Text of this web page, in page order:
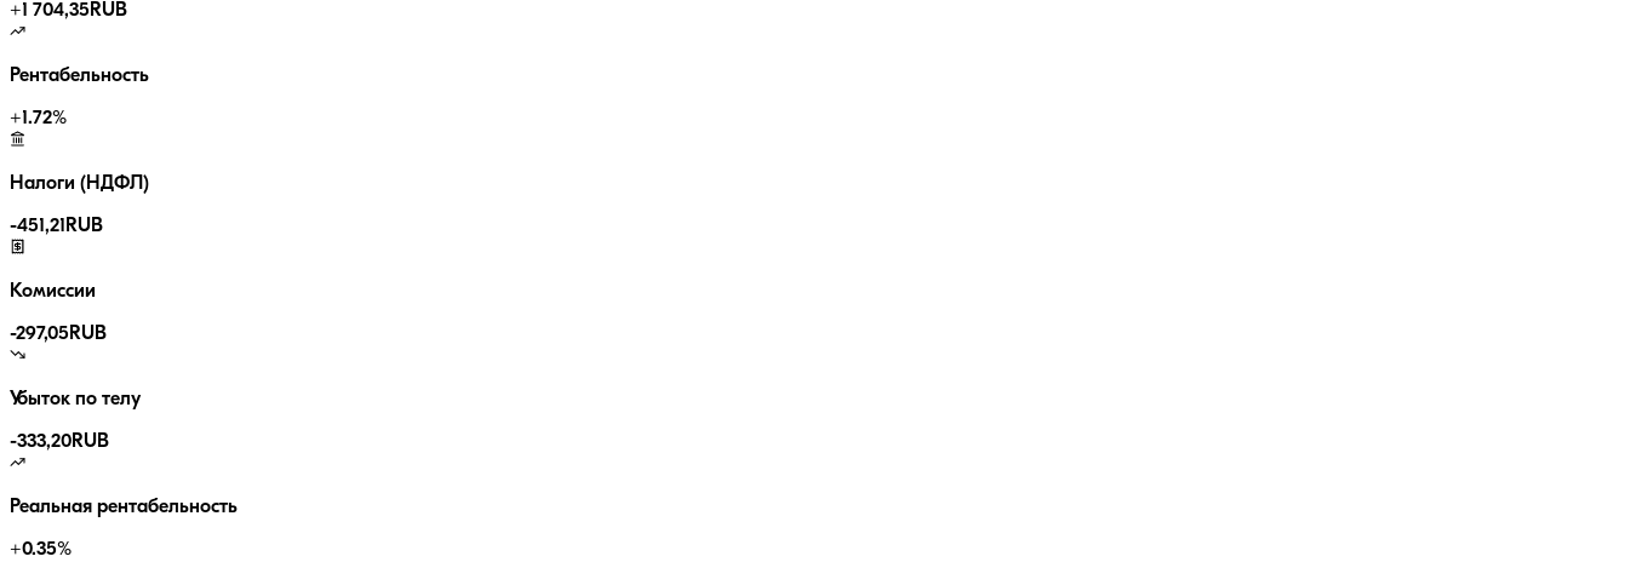
+1 704,35 RUB
Рентабельность
+1.72%
Налоги (НДФЛ)
-451,21 RUB
Комиссии
-297,05 RUB
Убыток по телу
-333,20RUB
Реальная рентабельность
+0.35%